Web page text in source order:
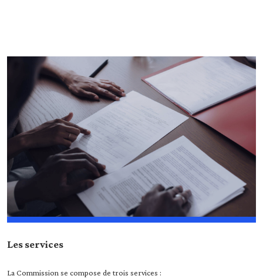
En savoir plus
Les services
La Commission se compose de trois services :